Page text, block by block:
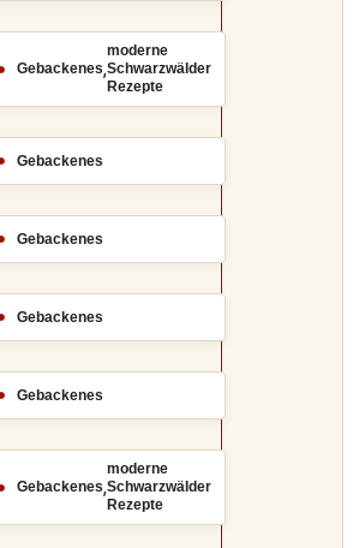
Gebackenes,
moderne
Schwarzwälder
Rezepte
Gebackenes
Gebackenes
Gebackenes
Gebackenes
Gebackenes,
moderne
Schwarzwälder
Rezepte